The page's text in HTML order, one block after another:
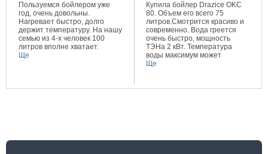
Пользуемся бойлером уже
год, очень довольны.
Нагревает быстро, долго
держит температуру. На нашу
семью из 4-х человек 100
литров вполне хватает.
Ще
Купила бойлер Drazice OKC
80. Объем его всего 75
литров.Смотрится красиво и
современно. Вода греется
очень быстро, мощность
ТЭНа 2 кВт. Температура
воды максимум может
составлять 80 градусов.
Ще